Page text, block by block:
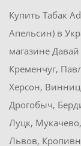
Купить Табак
Апельсин) в
магазине
Кременчуг,
Херсон,
Дрогобыч,
Луцк,
Львов,